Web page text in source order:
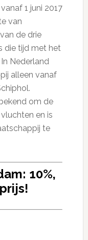
1 juni 2017
van
de drie
die tijd met het
Nederland
alleen vanaf
om de
en is
te
10%,